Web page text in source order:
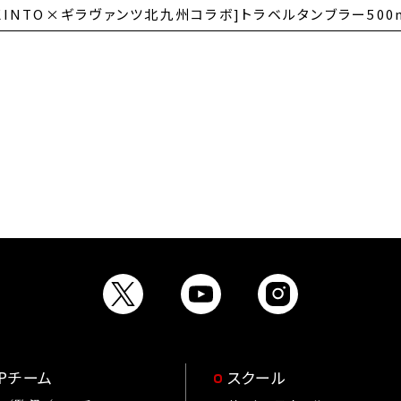
ギラヴァンツ北九州コラボ]トラベルタンブラー
チーム スクール